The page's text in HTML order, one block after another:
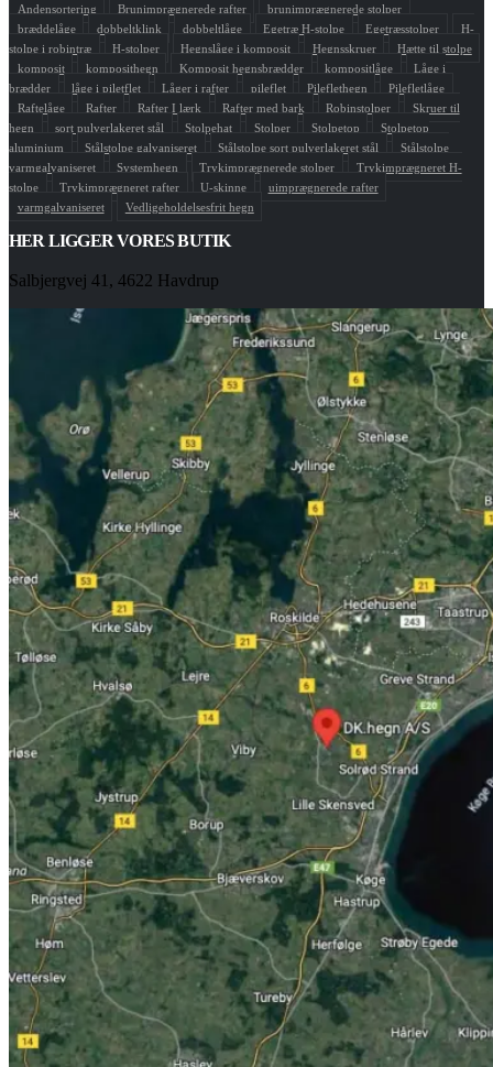
Andensortering Brunimprægnerede rafter
brunimprægnerede stolper
bræddelåge
dobbeltklink dobbeltlåge Egetræ H-stolpe Egetræsstolper
H-
stolpe i robintræ
H-stolper Hegnslåge i komposit Hegnsskruer
Hætte til stolpe
komposit
komposithegn Komposit hegnsbrædder kompositlåge
Låge i
brædder
låge i piletflet Låger i rafter pileflet Pileflethegn
Pilefletlåge
Raftelåge
Rafter Rafter I lærk Rafter med bark Robinstolper
Skruer til
hegn
sort pulverlakeret stål Stolpehat Stolper Stolpetop
Stolpetop
aluminium
Stålstolpe galvaniseret Stålstolpe sort pulverlakeret stål
Stålstolpe
varmgalvaniseret
Systemhegn Trykimprægnerede stolper
Trykimprægneret H-
stolpe
Trykimprægneret rafter U-skinne
uimprægnerede rafter
varmgalvaniseret
Vedligeholdelsesfrit hegn
HER LIGGER VORES BUTIK
Salbjergvej 41, 4622 Havdrup